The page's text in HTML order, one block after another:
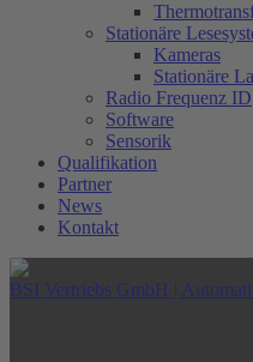
Stationäre
Kameras
Stationäre
Radio Frequenz ID
Software
Sensorik
Qualifikation
Partner
News
Kontakt
BSI Vertriebs GmbH |